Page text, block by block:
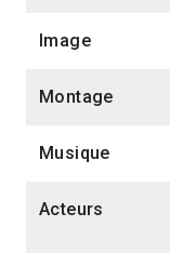
Image
Montage
Musique
Acteurs